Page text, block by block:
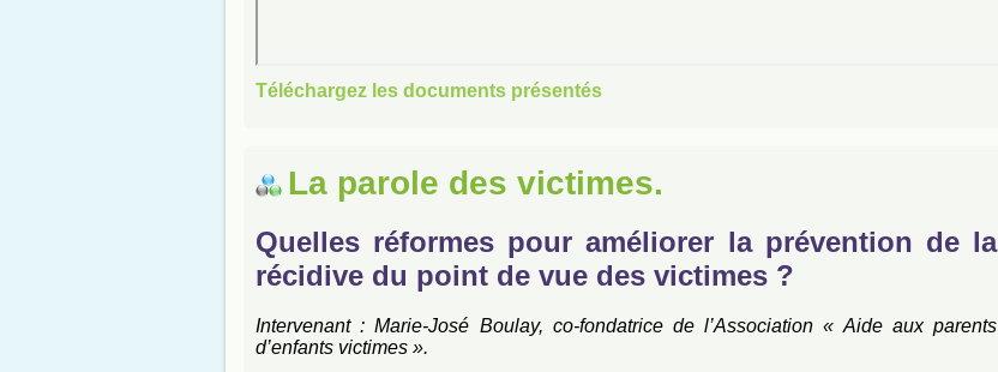
Téléchargez les documents présentés
La parole des victimes.
Quelles réformes pour améliorer la prévention de la
récidive du point de vue des victimes ?
Intervenant : Marie-José Boulay, co-fondatrice de l’Association « Aide aux parents
d’enfants victimes ».